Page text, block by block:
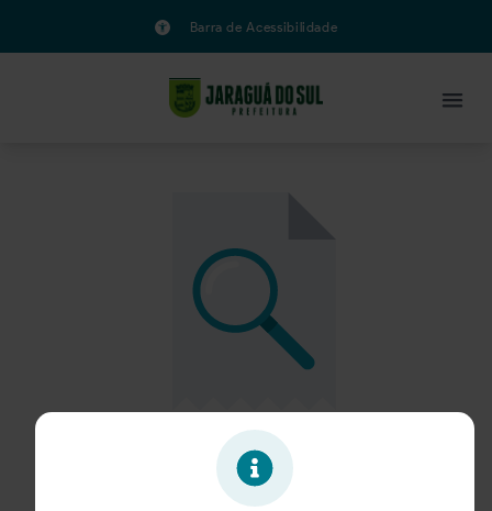
Barra de Acessibilidade
Oportunidade expirada!